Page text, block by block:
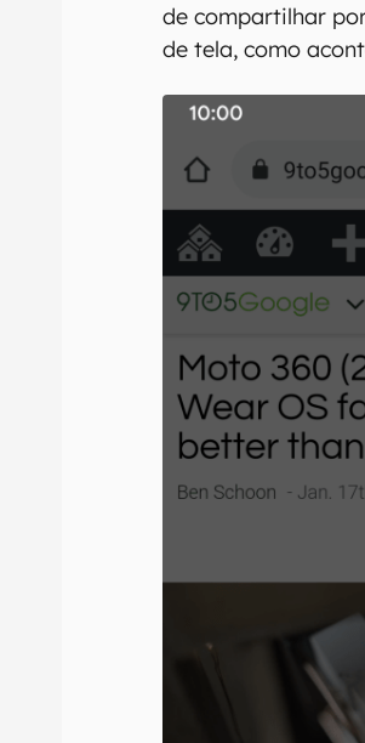
de compartilhar
de tela, como